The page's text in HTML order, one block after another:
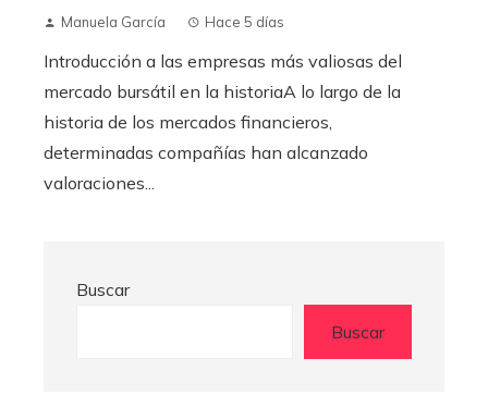
Manuela García Hace 5 días
Introducción a las empresas más valiosas del
mercado bursátil en la historiaA lo largo de la
historia de los mercados financieros,
determinadas compañías han alcanzado
valoraciones...
Buscar
Buscar